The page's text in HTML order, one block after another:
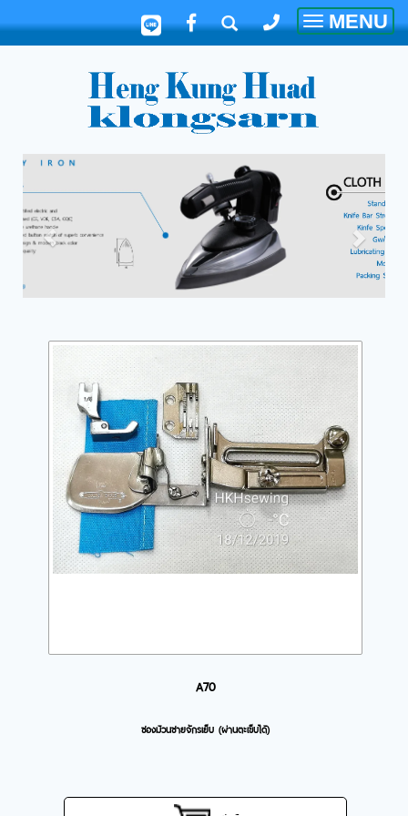
Toggle
MENU
A70
ซองม้วนชายจักรเย็บ (ผ่านตะเข็บได้)